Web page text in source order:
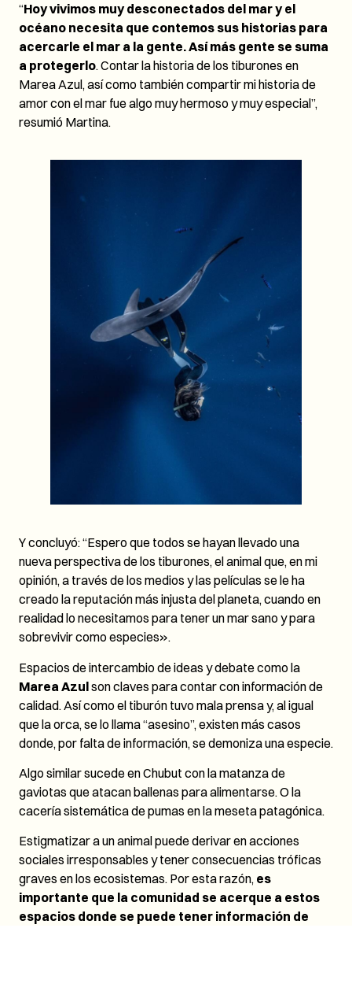
“Hoy vivimos muy desconectados del mar y el
océano necesita que contemos sus historias para
acercarle el mar a la gente. Así más gente se suma
a protegerlo. Contar la historia de los tiburones en
Marea Azul, así como también compartir mi historia de
amor con el mar fue algo muy hermoso y muy especial”,
resumió Martina.
Y concluyó: “Espero que todos se hayan llevado una
nueva perspectiva de los tiburones, el animal que, en mi
opinión, a través de los medios y las películas se le ha
creado la reputación más injusta del planeta, cuando en
realidad lo necesitamos para tener un mar sano y para
sobrevivir como especies».
Espacios de intercambio de ideas y debate como la
Marea Azulson claves para contar con información de
calidad. Así como el tiburón tuvo mala prensa y, al igual
que la orca, se lo llama “asesino”, existen más casos
donde, por falta de información, se demoniza una especie.
Algo similar sucede en Chubut con la matanza de
gaviotas que atacan ballenas para alimentarse. O la
cacería sistemática de pumas en la meseta patagónica.
Estigmatizar a un animal puede derivar en acciones
sociales irresponsables y tener consecuencias tróficas
graves en los ecosistemas. Por esta razón, es
importante que la comunidad se acerque a estos
espacios donde se puede tener información de